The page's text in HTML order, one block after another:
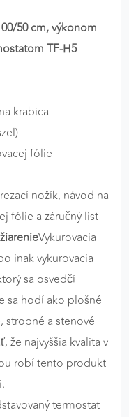
50 cm, výkonom
TF-H5
krabica
fólie
nožík, návod na
fólie a záručný list
Vykurovacia
inak vykurovacia
sa osvedčí
sa hodí ako plošné
stropné a stenové
že najvyššia kvalita v
robí tento produkt
termostat
na sledovanie
webovými
partnerom
reklamu, a to na
tretích strán.